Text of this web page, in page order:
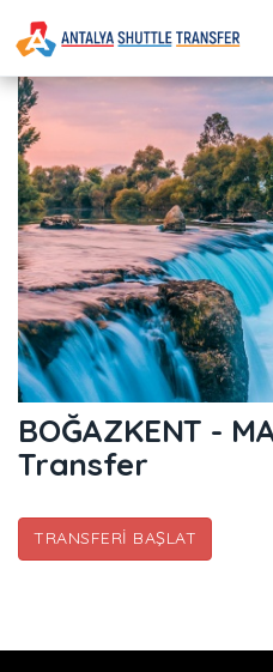
BOĞAZKENT -
Transfer
TRANSFERI BAŞLAT